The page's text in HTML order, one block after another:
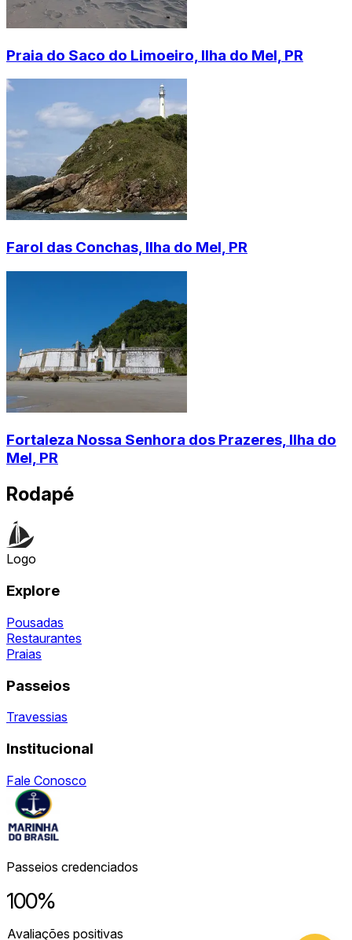
Praia do Saco do Limoeiro, Ilha do Mel, PR
Farol das Conchas, Ilha do Mel, PR
Fortaleza Nossa Senhora dos Prazeres, Ilha do
Mel, PR
Rodapé
Logo
Explore
Pousadas
Restaurantes
Praias
Passeios
Travessias
Institucional
Fale Conosco
Passeios credenciados
100%
Avaliações positivas